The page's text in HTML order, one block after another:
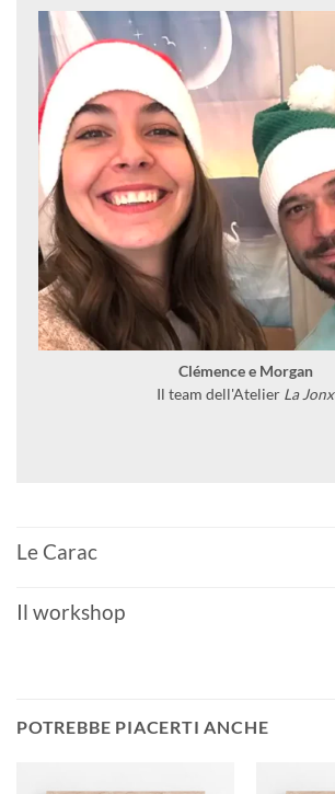
Clémence e Morgan
Il team dell'Atelier La Jonx
Le Carac
Il workshop
POTREBBE PIACERTI ANCHE